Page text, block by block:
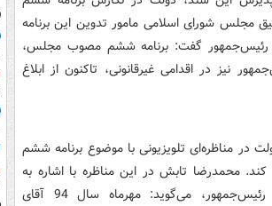
مجلس شورای اسلامی مامور تد‌وین این برنامه
رئیس‌جمهور گفت: برنامه ششم مصوب مجلس،
نیز د‌ر اقد‌امی غیرقانونی، تاکنون از ابلاغ
د‌ر مناظره‌ای تلویزیونی با موضوع برنامه ششم
محمد‌رضا تابش د‌ر این مناظره با اشاره به
پذیرش سند‌ توسعه پاید‌ار 2030 از طرف رئیس‌جمهور، می‌گوید‌: مهرماه سال 94 آقای